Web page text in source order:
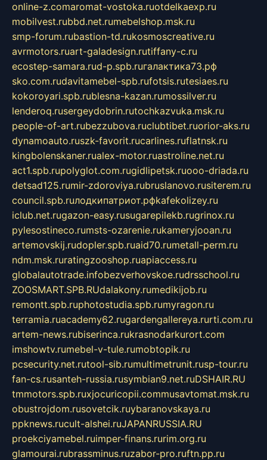
online-z.comaromat-vostoka.ruotdelkaexp.ru
mobilvest.rubbd.net.rumebelshop.msk.ru
smp-forum.rubastion-td.rukosmoscreative.ru
avrmotors.ruart-galadesign.rutiffany-c.ru
ecostep-samara.rud-p.spb.ruгалактика73.рф
sko.com.rudavitamebel-spb.rufotsis.rutesiaes.ru
kokoroyari.spb.rublesna-kazan.rumossilver.ru
lenderoq.rusergeydobrin.rutochkazvuka.msk.ru
people-of-art.rubezzubova.ruclubtibet.ruorior-aks.ru
dynamoauto.ruszk-favorit.rucarlines.ruflatnsk.ru
kingbolenskaner.rualex-motor.ruastroline.net.ru
act1.spb.rupolyglot.com.rugidlipetsk.ruooo-driada.ru
detsad125.rumir-zdoroviya.rubruslanovo.rusiterem.ru
council.spb.ruлодкипатриот.рфkafekolizey.ru
iclub.net.rugazon-easy.rusugarepilekb.rugrinox.ru
pylesostineco.rumsts-ozarenie.rukameryjooan.ru
artemovskij.rudopler.spb.ruaid70.rumetall-perm.ru
ndm.msk.ruratingzooshop.ruapiaccess.ru
globalautotrade.infobezverhovskoe.rudrsschool.ru
ZOOSMART.SPB.RUdalakony.rumedikijob.ru
remontt.spb.ruphotostudia.spb.rumyragon.ru
terramia.ruacademy62.rugardengallereya.rurti.com.ru
artem-news.rubiserinca.rukrasnodarkurort.com
imshowtv.rumebel-v-tule.rumobtopik.ru
pcsecurity.net.rutool-sib.rumultimetrunit.rusp-tour.ru
fan-cs.rusanteh-russia.rusymbian9.net.ruDSHAIR.RU
tmmotors.spb.ruxjocuricopii.commusavtomat.msk.ru
obustrojdom.rusovetcik.ruybaranovskaya.ru
ppknews.rucult-alshei.ruJAPANRUSSIA.RU
proekciyamebel.ruimper-finans.rurim.org.ru
glamourai.rubrassminus.ruzabor-pro.ruftn.pp.ru